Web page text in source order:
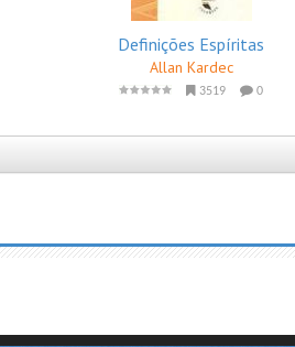
Definições Espíritas
Allan Kardec
3519 0